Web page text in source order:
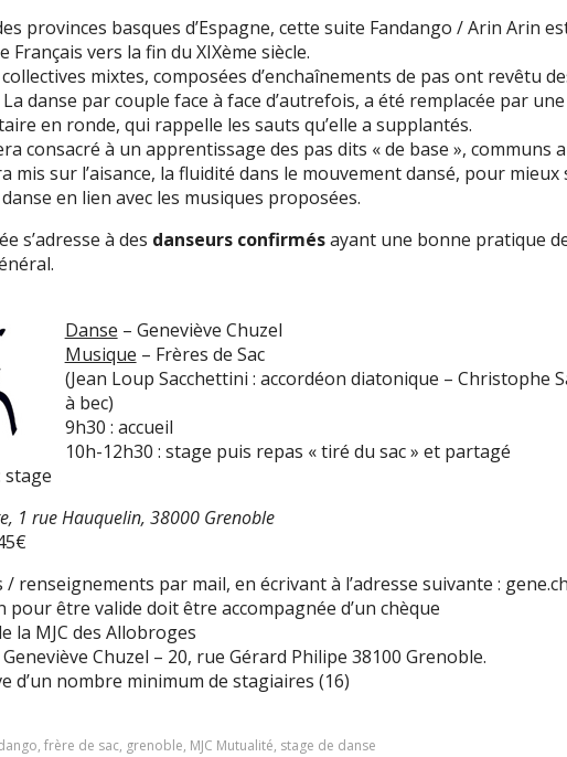
provinces basques d’Espagne, cette suite Fandango / Arin Arin
Français vers la fin du XIXème siècle.
mixtes, composées d’enchaînements de pas ont revêtu
danse par couple face à face d’autrefois, a été remplacée par
en ronde, qui rappelle les sauts qu’elle a supplantés.
consacré à un apprentissage des pas dits « de base », communs
mis sur l’aisance, la fluidité dans le mouvement dansé, pour
en lien avec les musiques proposées.
s’adresse à des danseurs confirmésayant une bonne pratique
Danse – Geneviève Chuzel
Musique – Frères de Sac
(Jean Loup Sacchettini : accordéon diatonique – Christophe
à bec)
9h30 : accueil
10h-12h30 : stage puis repas « tiré du sac » et partagé
stage
1 rue Hauquelin, 38000 Grenoble
renseignements par mail, en écrivant à l’adresse suivante :
pour être valide doit être accompagnée d’un chèque
la MJC des Allobroges
Chuzel – 20, rue Gérard Philipe 38100 Grenoble.
d’un nombre minimum de stagiaires (16)
, frère de sac, grenoble, MJC Mutualité, stage de danse